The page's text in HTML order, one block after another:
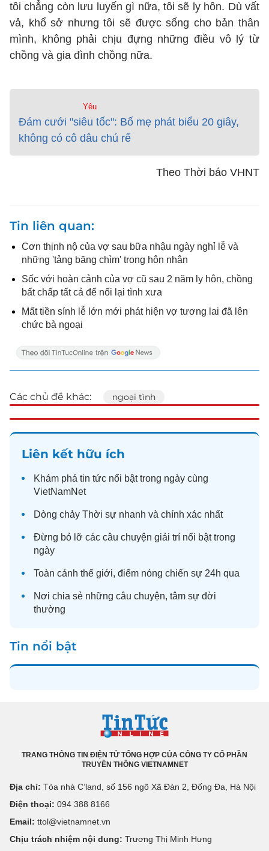
tôi chẳng còn lưu luyến gì nữa, tôi sẽ ly hôn. Dù vất
vả, khổ sở nhưng tôi sẽ được sống cho bản thân
mình, không phải chịu đựng những điều vô lý từ
chồng và gia đình chồng nữa.
Yêu
Đám cưới "siêu tốc": Bố mẹ phát biểu 20 giây,
không có cô dâu chú rể
Theo Thời báo VHNT
Tin liên quan
Cơn thịnh nộ của vợ sau bữa nhậu ngày nghỉ lễ và
những 'tảng băng chìm' trong hôn nhân
Sốc với hoàn cảnh của vợ cũ sau 2 năm ly hôn, chồng
bất chấp tất cả để nối lại tình xưa
Mất tiền sính lễ lớn mới phát hiện vợ tương lai đã lên
chức bà ngoại
Các chủ đề khác: ngoại tình
Liên kết hữu ích
Khám phá tin tức nổi bật trong ngày cùng
VietNamNet
Dòng chảy Thời sự nhanh và chính xác nhất
Đừng bỏ lỡ các câu chuyện giải trí nổi bật trong
ngày
Toàn cảnh thế giới, điểm nóng chiến sự 24h qua
Nơi chia sẻ những câu chuyện, tâm sự đời
thường
Tin nổi bật
TRANG THÔNG TIN ĐIỆN TỬ TỔNG HỢP CỦA CÔNG TY CỔ PHẦN
TRUYỀN THÔNG VIETNAMNET
Địa chỉ: Tòa nhà C’land, số 156 ngõ Xã Đàn 2, Đống Đa, Hà Nội
Điện thoại: 094 388 8166
Email: ttol@vietnamnet.vn
Chịu trách nhiệm nội dung: Trương Thị Minh Hưng